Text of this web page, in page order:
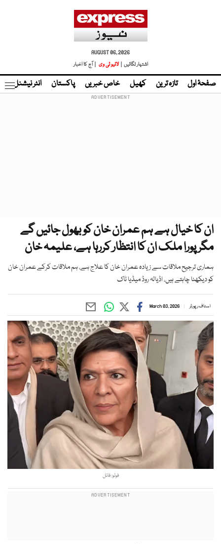
AUGUST 06, 2026
اشتہار لگائیں |
لائیو ٹی وی | آج کا اخبار
صفحۂ اول تازہ ترین کھیل خاص خبریں پاکستان انٹر نیشنل
ان کا خیال ہے ہم عمران خان کو بھول جائیں گے
مگر پورا ملک ان کا انتظار کررہا ہے، علیمہ خان
ہماری ترجیح ملاقات سے زیادہ عمران خان کا علاج ہے، ہم ملاقات کرکے عمران خان
کو دیکھنا چاہتے ہیں، اڈیالہ روڈ میڈیا ٹاک
اسٹاف رپورٹر March 03, 2026
فوٹو: فائل